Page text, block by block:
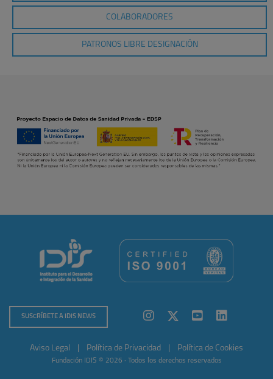
COLABORADORES
PATRONOS LIBRE DESIGNACIÓN
SUSCRÍBETE A IDIS NEWS
Aviso Legal Política de Privacidad Política de Cookies
Fundación IDIS © 2026 · Todos los derechos reservados